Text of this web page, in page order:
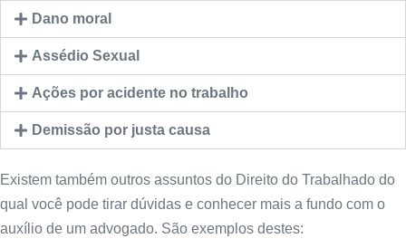
Dano moral
Assédio Sexual
Ações por acidente no trabalho
Demissão por justa causa
Existem também outros assuntos do Direito do Trabalhado do
qual você pode tirar dúvidas e conhecer mais a fundo com o
auxílio de um advogado. São exemplos destes: